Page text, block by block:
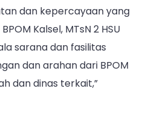
dan kepercayaan yang
Kalsel, MTsN 2 HSU
sarana dan fasilitas
dan arahan dari BPOM
dan dinas terkait,”